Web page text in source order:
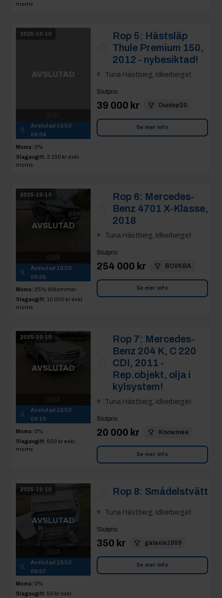
moms
2025-10-10
AVSLUTAD
Avslutad 10/10
09:04
Moms: 0%
Slagavgift: 3 100 kr exkl.
moms
Rop 5: Hästsläp
Thule Premium 150,
2012 - nybesiktad!
Tuna Hästberg, Idkerberget
Slutpris:
39 000 kr Dunlop20
Se mer info
2025-10-10
AVSLUTAD
28
Avslutad 10/10
09:05
Moms: 25% tillkommer
Slagavgift: 10 000 kr exkl.
moms
Rop 6: Mercedes-
Benz 4701 X-Klasse,
2018
Tuna Hästberg, Idkerberget
Slutpris:
254 000 kr BCVKBA
Se mer info
2025-10-10
AVSLUTAD
13
Avslutad 10/10
09:10
Moms: 0%
Slagavgift: 600 kr exkl.
moms
Rop 7: Mercedes-
Benz 204 K, C 220
CDI, 2011 -
Rep.objekt, olja i
kylsystem!
Tuna Hästberg, Idkerberget
Slutpris:
20 000 kr Knowmee
Se mer info
2025-10-10
AVSLUTAD
12
Avslutad 10/10
09:07
Moms: 0%
Slagavgift: 50 kr exkl.
Rop 8: Smådelstvätt
Tuna Hästberg, Idkerberget
Slutpris:
350 kr galaxie1959
Se mer info